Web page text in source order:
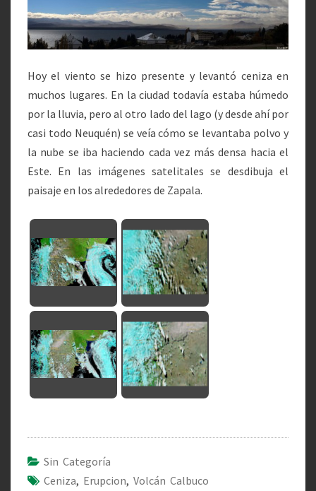
Hoy el viento se hizo presente y levantó ceniza en
muchos lugares. En la ciudad todavía estaba húmedo
por la lluvia, pero al otro lado del lago (y desde ahí por
casi todo Neuquén) se veía cómo se levantaba polvo y
la nube se iba haciendo cada vez más densa hacia el
Este. En las imágenes satelitales se desdibuja el
paisaje en los alrededores de Zapala.
Sin Categoría
Ceniza, Erupcion, Volcán Calbuco